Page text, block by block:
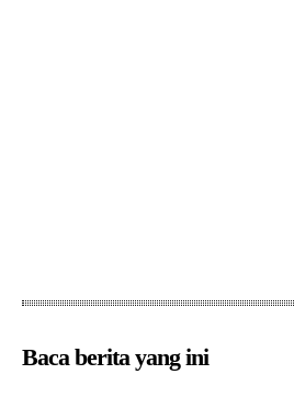
Baca berita yang ini